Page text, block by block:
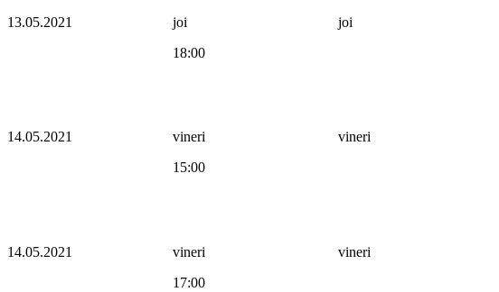
13.05.2021
joi
18:00
joi
14.05.2021
vineri
15:00
vineri
14.05.2021
vineri
17:00
vineri